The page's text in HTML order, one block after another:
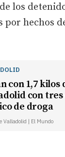
los
por hechos
con 1,7 kilos
con
de droga
Valladolid | El Mundo